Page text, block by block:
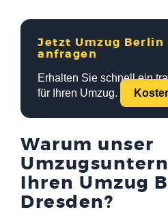
Jetzt Umzug Berlin
anfragen
Erhalten Sie schnell ein
für Ihren Umzug.
Warum unser
Ihren Umzug
Dresden?